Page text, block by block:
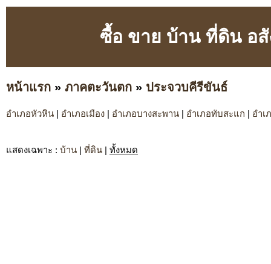
ซื้อ ขาย บ้าน ที่ดิน อ
หน้าแรก » ภาคตะวันตก » ประจวบคีรีขันธ์
อำเภอหัวหิน | อำเภอเมือง | อำเภอบางสะพาน | อำเภอทับสะแก | อำเ
แสดงเฉพาะ : บ้าน | ที่ดิน | ทั้งหมด